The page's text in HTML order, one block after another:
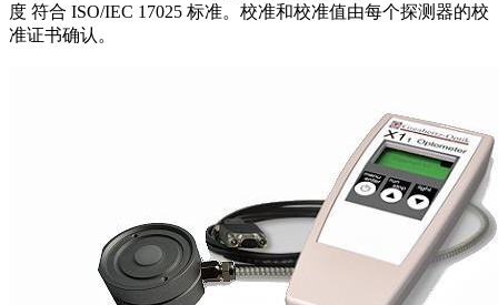
度 符合 ISO/IEC 17025 标准。校准和校准值由每个探测器的校
准证书确认。